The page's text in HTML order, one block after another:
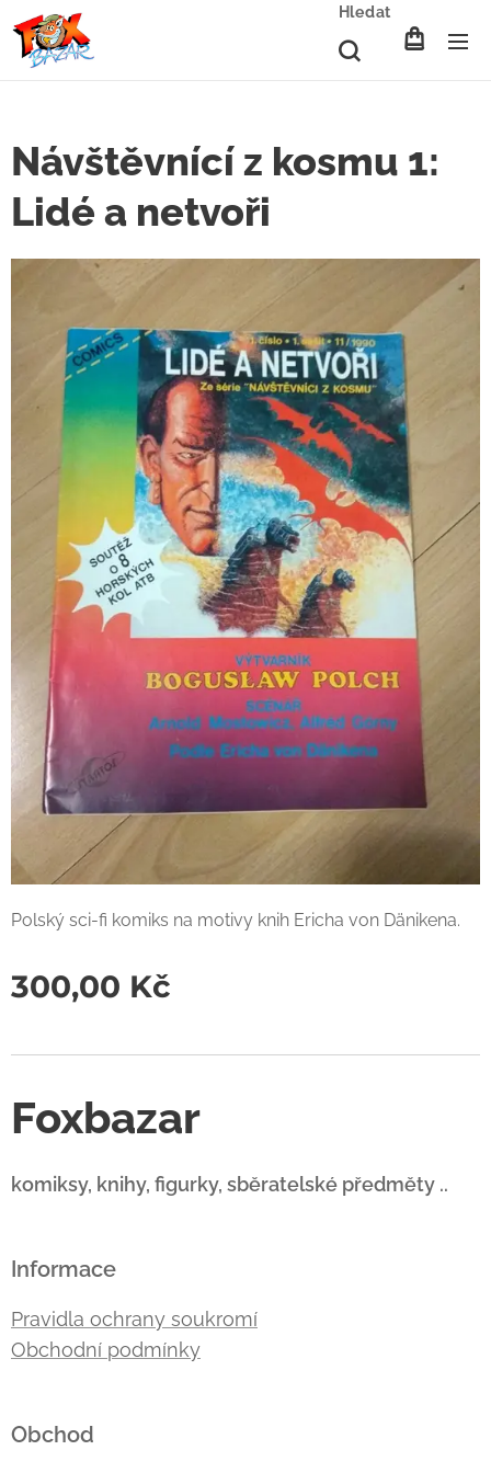
Hledat
Návštěvnící z kosmu 1:
Lidé a netvoři
Polský sci-fi komiks na motivy knih Ericha von Dänikena.
300,00 Kč
Foxbazar
komiksy, knihy, figurky, sběratelské předměty ..
Informace
Pravidla ochrany soukromí
Obchodní podmínky
Obchod